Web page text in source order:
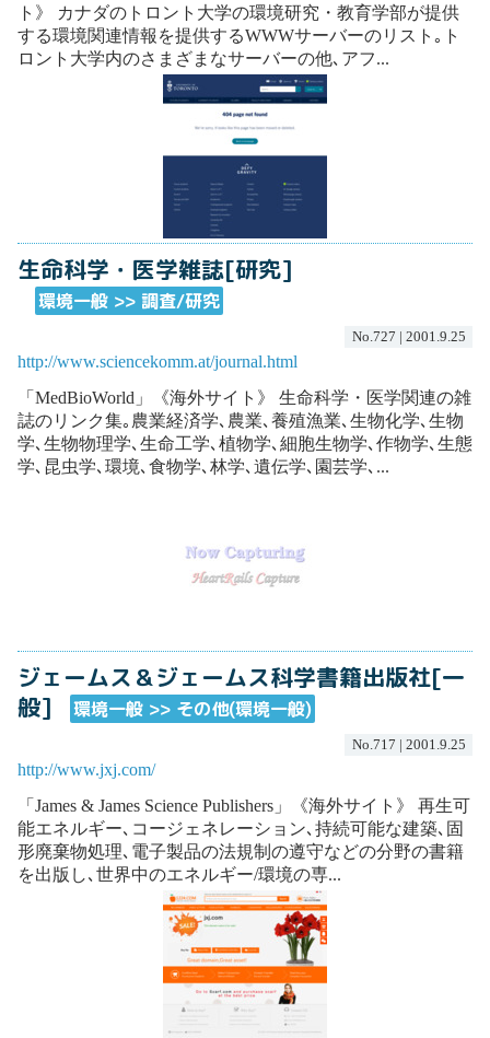
ト》 カナダのトロント大学の環境研究・教育学部が提供
する環境関連情報を提供するWWWサーバーのリスト｡ト
ロント大学内のさまざまなサーバーの他､アフ...
生命科学・医学雑誌[研究]
環境一般 >> 調査/研究
No.727 | 2001.9.25
http://www.sciencekomm.at/journal.html
「MedBioWorld」《海外サイト》 生命科学・医学関連の雑
誌のリンク集｡農業経済学､農業､養殖漁業､生物化学､生物
学､生物物理学､生命工学､植物学､細胞生物学､作物学､生態
学､昆虫学､環境､食物学､林学､遺伝学､園芸学､...
ジェームス＆ジェームス科学書籍出版社[一
般]
環境一般 >> その他(環境一般)
No.717 | 2001.9.25
http://www.jxj.com/
「James & James Science Publishers」《海外サイト》 再生可
能エネルギー､コージェネレーション､持続可能な建築､固
形廃棄物処理､電子製品の法規制の遵守などの分野の書籍
を出版し､世界中のエネルギー/環境の専...